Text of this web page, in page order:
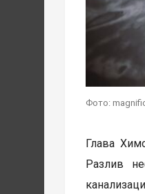
Фото:
Глава
Разлив